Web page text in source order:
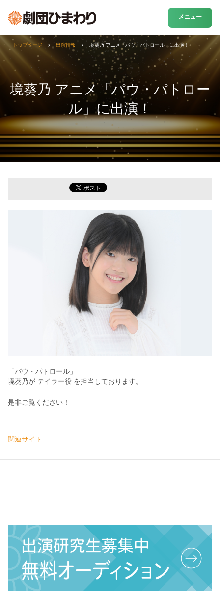
メニュー
境葵乃 アニメ「パウ・パトロー
ル」に出演！
トップページ 出演情報 境葵乃 アニメ「パウ・パトロール」に出演！
「パウ・パトロール」
境葵乃が テイラー役 を担当しております。
是非ご覧ください！
関連サイト